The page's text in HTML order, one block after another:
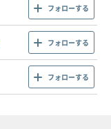
フォローする
フォローする
フォローする